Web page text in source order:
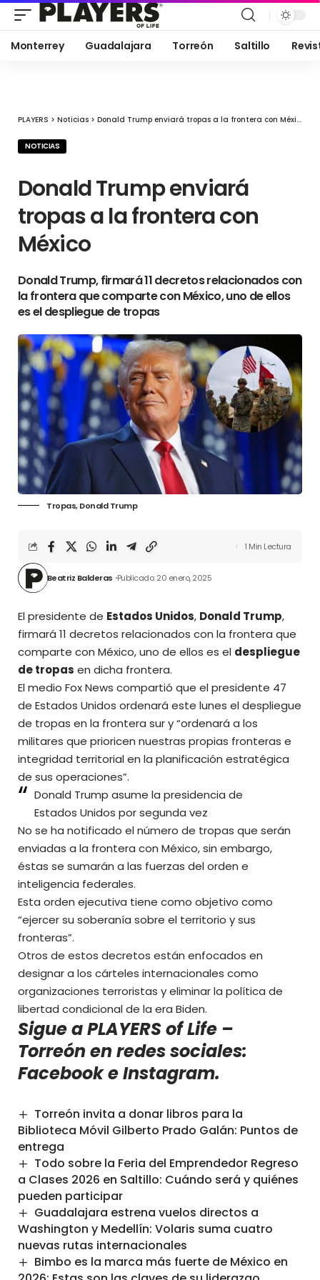
Monterrey Guadalajara Torreón Saltillo
PLAYERS > Noticias > Donald Trump enviará tropas a la frontera con México
NOTICIAS
Donald Trump enviará
tropas a la frontera con
México
Donald Trump, firmará 11 decretos relacionados con
la frontera que comparte con México, uno de ellos
es el despliegue de tropas
Tropas, Donald Trump
Beatriz Balderas Publicado: 20 enero, 2025
1 Min Lectura
El presidente de Estados Unidos, Donald Trump,
firmará 11 decretos relacionados con la frontera que
comparte con México, uno de ellos es el despliegue
de tropas en dicha frontera.
El medio Fox News compartió que el presidente 47
de Estados Unidos ordenará este lunes el despliegue
de tropas en la frontera sur y “ordenará a los
militares que prioricen nuestras propias fronteras e
integridad territorial en la planificación estratégica
de sus operaciones”.
Donald Trump asume la presidencia de
Estados Unidos por segunda vez
No se ha notificado el número de tropas que serán
enviadas a la frontera con México, sin embargo,
éstas se sumarán a las fuerzas del orden e
inteligencia federales.
Esta orden ejecutiva tiene como objetivo como
“ejercer su soberanía sobre el territorio y sus
fronteras”.
Otros de estos decretos están enfocados en
designar a los cárteles internacionales como
organizaciones terroristas y eliminar la política de
libertad condicional de la era Biden.
Sigue a PLAYERS of Life –
Torreón en redes sociales:
FacebookeInstagram.
Torreón invita a donar libros para la
Biblioteca Móvil Gilberto Prado Galán: Puntos de
entrega
Todo sobre la Feria del Emprendedor Regreso
a Clases 2026 en Saltillo: Cuándo será y quiénes
pueden participar
Guadalajara estrena vuelos directos a
Washington y Medellín: Volaris suma cuatro
nuevas rutas internacionales
Bimbo es la marca más fuerte de México en